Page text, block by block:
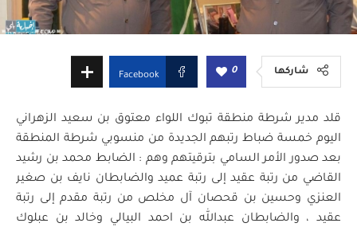
شاركها 0
Facebook
قلد مدير شرطة منطقة تبوك اللواء معتوق بن سعيد الزهراني
اليوم خمسة ضباط رتبهم الجديدة من منسوبي شرطة المنطقة
بعد صدور الأمر السامي بترقيتهم وهم : الضابط محمد بن رشيد
القاضي من رتبة عقيد إلى رتبة عميد والضابطان نايف بن صغير
العنزي وحسين بن قحصان آل مخلص من رتبة مقدم إلى رتبة
عقيد ، والضابطان عبدالله بن احمد البيالي وخالد بن عبلوك